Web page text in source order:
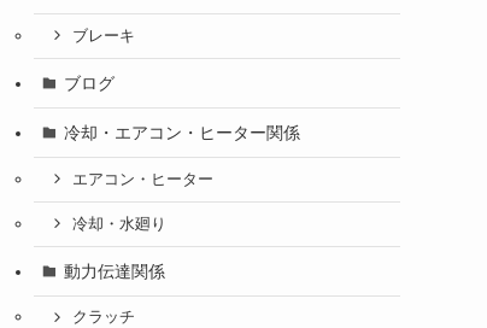
ブレーキ
ブログ
冷却・エアコン・ヒーター関係
エアコン・ヒーター
冷却・水廻り
動力伝達関係
クラッチ